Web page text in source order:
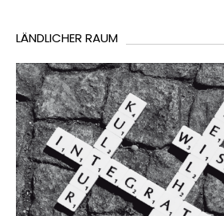
LÄNDLICHER RAUM